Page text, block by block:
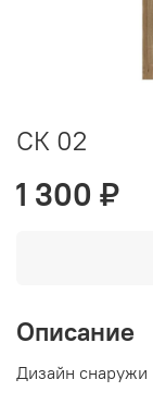
СК 02
1 300 ₽
Описание
Дизайн снаружи